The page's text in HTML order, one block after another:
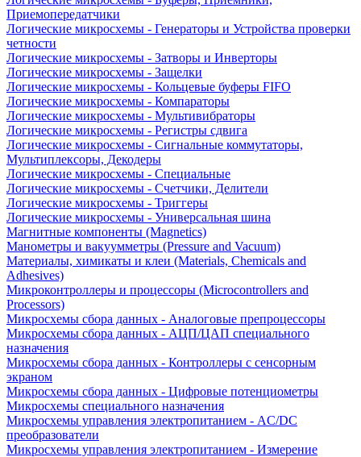
Приемопередатчики
Логические микросхемы - Генераторы и Устройства проверки
четности
Логические микросхемы - Затворы и Инверторы
Логические микросхемы - Защелки
Логические микросхемы - Кольцевые буферы FIFO
Логические микросхемы - Компараторы
Логические микросхемы - Мультивибраторы
Логические микросхемы - Регистры сдвига
Логические микросхемы - Сигнальные коммутаторы,
Мультиплексоры, Декодеры
Логические микросхемы - Специальные
Логические микросхемы - Счетчики, Делители
Логические микросхемы - Триггеры
Логические микросхемы - Универсальная шина
Магнитные компоненты (Magnetics)
Манометры и вакуумметры (Pressure and Vacuum)
Материалы, химикаты и клеи (Materials, Chemicals and
Adhesives)
Микроконтроллеры и процессоры (Microcontrollers and
Processors)
Микросхемы сбора данных - Аналоговые препроцессоры
Микросхемы сбора данных - АЦП/ЦАП специального
назначения
Микросхемы сбора данных - Контроллеры с сенсорным
экраном
Микросхемы сбора данных - Цифровые потенциометры
Микросхемы специального назначения
Микросхемы управления электропитанием - AC/DC
преобразователи
Микросхемы управления электропитанием - Измерение